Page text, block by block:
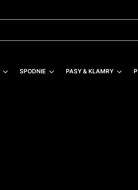
SPODNIE PASY & KLAMRY